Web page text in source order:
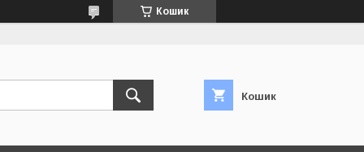
Кошик
Кошик